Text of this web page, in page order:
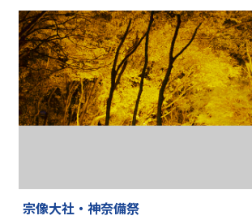
宗像大社・神奈備祭